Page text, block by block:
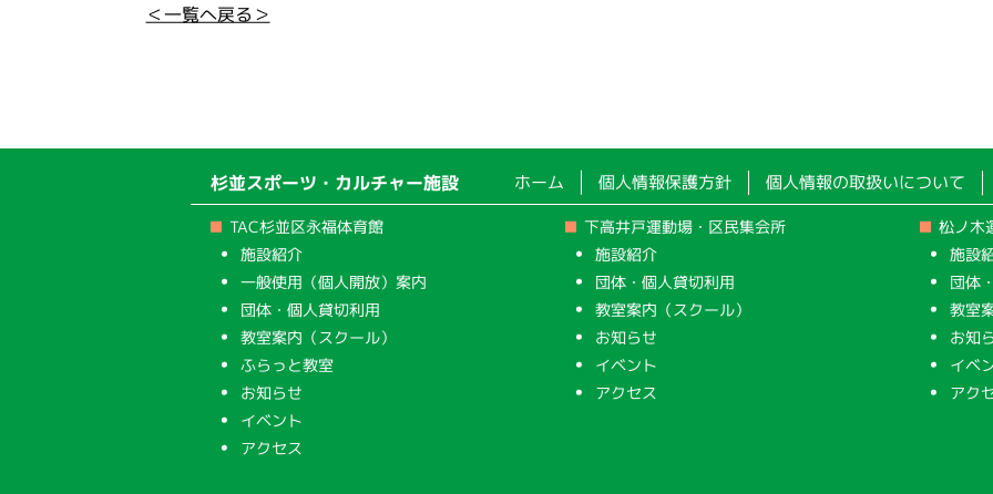
＜一覧へ戻る＞
杉並スポーツ・カルチャー施設 ホーム 個人情報保護方針 個人情報の取扱いについて
TAC杉並区永福体育館
施設紹介
一般使用（個人開放）案内
団体・個人貸切利用
教室案内（スクール）
ふらっと教室
お知らせ
イベント
アクセス
下高井戸運動場・区民集会所
施設紹介
団体・個人貸切利用
教室案内（スクール）
お知らせ
イベント
アクセス
松ノ木
施設
団体
教室
お知
イベ
アク